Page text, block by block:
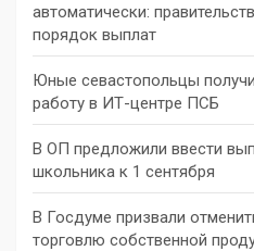
автоматически:
порядок выплат
Юные севастопольцы
работу в ИТ-центре ПСБ
В ОП предложили ввести
школьника к 1 сентября
В Госдуме призвали
торговлю собственной